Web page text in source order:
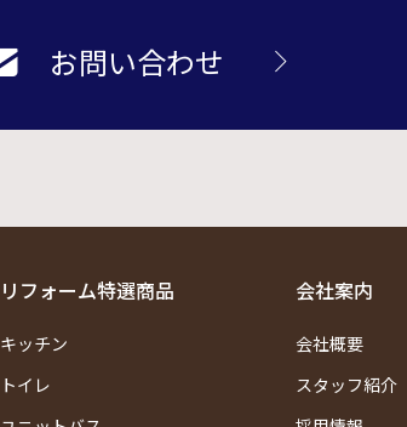
お問い合わせ
リフォーム特選商品
キッチン
トイレ
会社案内
会社概要
スタッフ紹介